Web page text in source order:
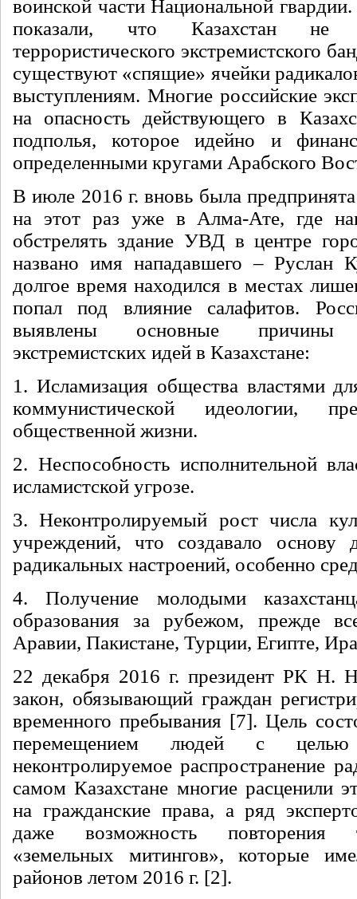
воинской части Национальной
показали, что Казахстан не
террористического экстремистского
существуют «спящие» ячейки
выступлениям. Многие российские
на опасность действующего в
подполья, которое идейно и
определенными кругами Арабского
В июле 2016 г. вновь была
на этот раз уже в Алма-Ате, где
обстрелять здание УВД в центре
названо имя нападавшего – Руслан
долгое время находился в местах
попал под влияние салафитов.
выявлены основные причины
экстремистских идей в Казахстане:
1. Исламизация общества властями
коммунистической идеологии,
общественной жизни.
2. Неспособность исполнительной
исламистской угрозе.
3. Неконтролируемый рост числа
учреждений, что создавало основу
радикальных настроений, особенно
4. Получение молодыми
образования за рубежом, прежде
Аравии, Пакистане, Турции, Египте,
22 декабря 2016 г. президент РК Н.
закон, обязывающий граждан
временного пребывания [7]. Цель
перемещением людей с
неконтролируемое распространение
самом Казахстане многие расценили
на гражданские права, а ряд
даже возможность повторения
«земельных митингов», которые
районов летом 2016 г. [2].